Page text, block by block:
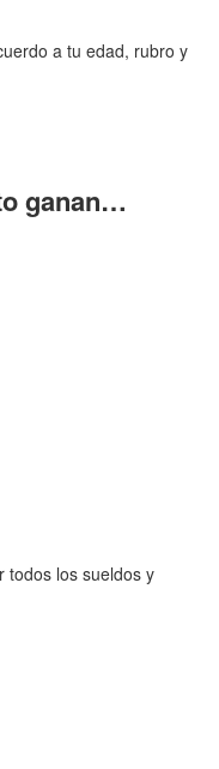
a tu edad, rubro y
ganan…
todos los sueldos y